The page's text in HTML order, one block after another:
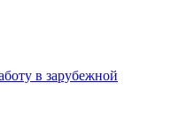
в зарубежной